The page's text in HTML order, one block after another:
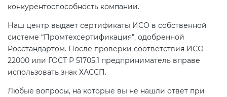
конкурентоспособность компании.
Наш центр выдает сертификаты ИСО в собственной
системе “Промтехсертификация”, одобренной
Росстандартом. После проверки соответствия ИСО
22000 или ГОСТ Р 51705.1 предприниматель вправе
использовать знак ХАССП.
Любые вопросы, на которые вы не нашли ответ при